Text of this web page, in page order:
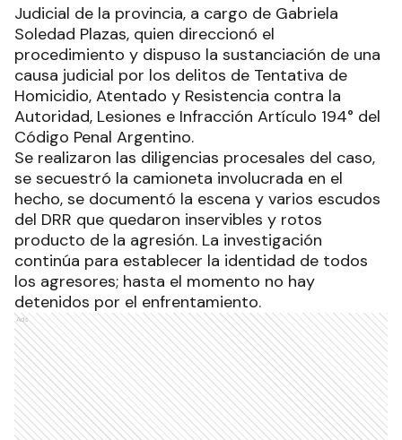
Judicial de la provincia, a cargo de Gabriela
Soledad Plazas, quien direccionó el
procedimiento y dispuso la sustanciación de una
causa judicial por los delitos de Tentativa de
Homicidio, Atentado y Resistencia contra la
Autoridad, Lesiones e Infracción Artículo 194° del
Código Penal Argentino.
Se realizaron las diligencias procesales del caso,
se secuestró la camioneta involucrada en el
hecho, se documentó la escena y varios escudos
del DRR que quedaron inservibles y rotos
producto de la agresión. La investigación
continúa para establecer la identidad de todos
los agresores; hasta el momento no hay
detenidos por el enfrentamiento.
Ads